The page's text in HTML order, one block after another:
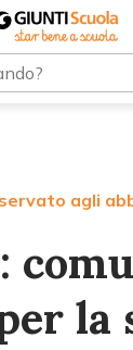
agli
la